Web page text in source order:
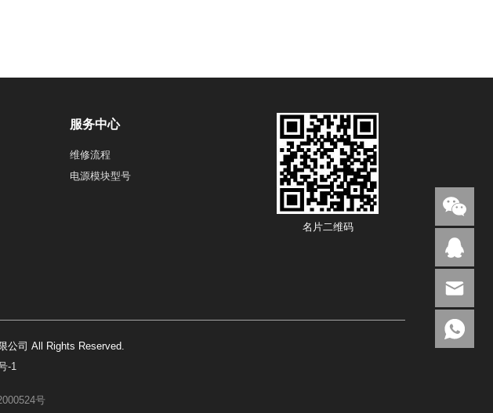
服务中心
维修流程
电源模块型号
名片二维码
公司 All Rights Reserved.
-1
号